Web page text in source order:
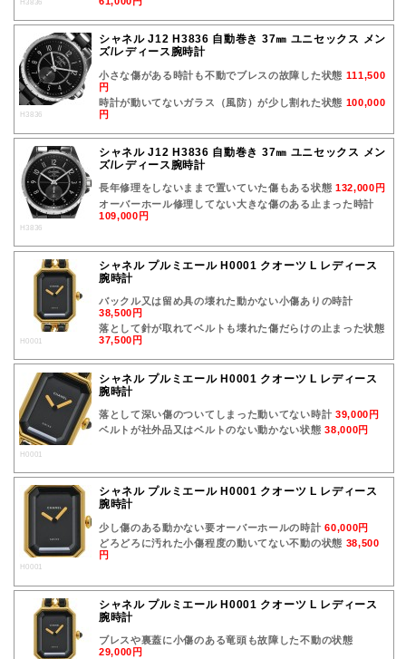
H3836
H3836
シャネル J12 H3836 自動巻き 37㎜ ユニセックス メン
ズ/レディース腕時計
小さな傷がある時計も不動でブレスの故障した状態 111,500
円
時計が動いてないガラス（風防）が少し割れた状態 100,000
円
H3836
シャネル J12 H3836 自動巻き 37㎜ ユニセックス メン
ズ/レディース腕時計
長年修理をしないままで置いていた傷もある状態 132,000円
オーバーホール修理してない大きな傷のある止まった時計
109,000円
H0001
シャネル プルミエール H0001 クオーツ L レディース
腕時計
バックル又は留め具の壊れた動かない小傷ありの時計
38,500円
落として針が取れてベルトも壊れた傷だらけの止まった状態
37,500円
H0001
シャネル プルミエール H0001 クオーツ L レディース
腕時計
落として深い傷のついてしまった動いてない時計 39,000円
ベルトが社外品又はベルトのない動かない状態38,000円
H0001
シャネル プルミエール H0001 クオーツ L レディース
腕時計
少し傷のある動かない要オーバーホールの時計60,000円
どろどろに汚れた小傷程度の動いてない不動の状態 38,500
円
シャネル プルミエール H0001 クオーツ L レディース
腕時計
ブレスや裏蓋に小傷のある竜頭も故障した不動の状態
29,000円